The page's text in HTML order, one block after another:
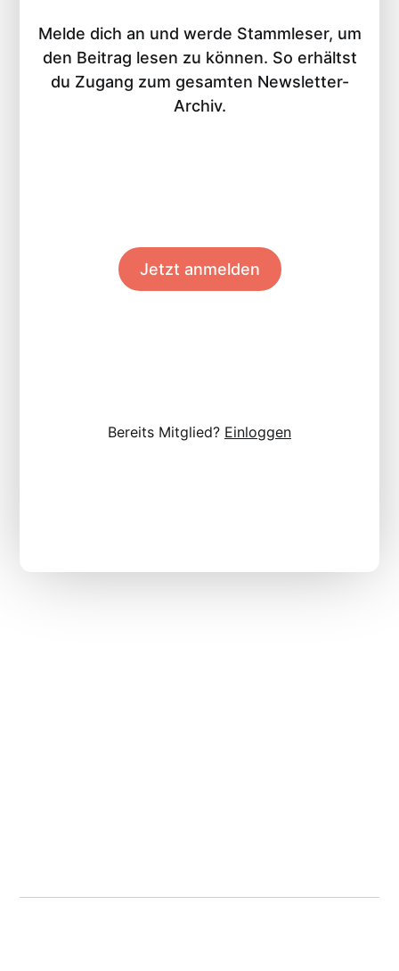
Melde dich an und werde Stammleser, um
den Beitrag lesen zu können. So erhältst
du Zugang zum gesamten Newsletter-
Archiv.
Jetzt anmelden
Bereits Mitglied? Einloggen